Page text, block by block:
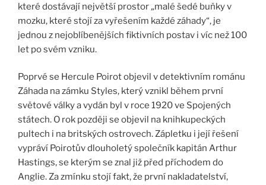
které dostávají největší prostor „malé šedé buňky v
mozku, které stojí za vyřešením každé záhady“, je
jednou z nejoblíbenějších fiktivních postav i víc než 100
let po svém vzniku.
Poprvé se Hercule Poirot objevil v detektivním románu
Záhada na zámku Styles, který vznikl během první
světové války a vydán byl v roce 1920 ve Spojených
státech. O rok později se objevil na knihkupeckých
pultech i na britských ostrovech. Zápletku i její řešení
vypráví Poirotův dlouholetý společník kapitán Arthur
Hastings, se kterým se znal již před příchodem do
Anglie. Za zmínku stojí fakt, že první nakladatelství,